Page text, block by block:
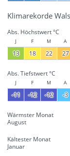
Klimarekorde
Abs. Höchstwert °C
J F M A
13 18 22 27
Abs. Tiefstwert °C
J F M A
-11 -12 -12 -3
Wärmster Monat
August
Kältester Monat
Januar